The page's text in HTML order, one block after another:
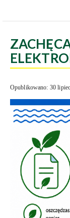
Opublikowano: 30